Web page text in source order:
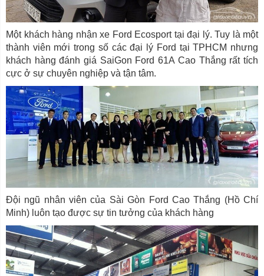
Một khách hàng nhận xe Ford Ecosport tại đại lý. Tuy là một
thành viên mới trong số các đại lý Ford tại TPHCM nhưng
khách hàng đánh giá SaiGon Ford 61A Cao Thắng rất tích
cực ở sự chuyên nghiệp và tận tâm.
Đội ngũ nhân viên của Sài Gòn Ford Cao Thắng (Hồ Chí
Minh) luôn tạo được sự tin tưởng của khách hàng